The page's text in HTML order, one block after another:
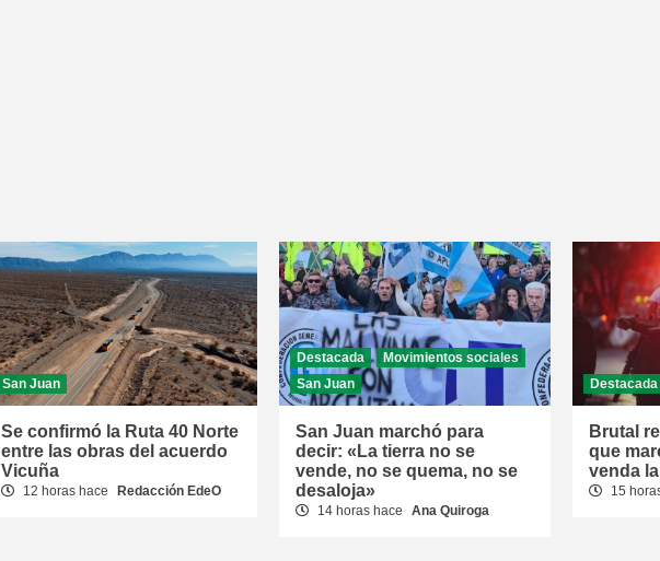
San Juan
Se confirmó la Ruta 40 Norte
entre las obras del acuerdo
Vicuña
12 horas hace Redacción EdeO
Destacada
Movimientos sociales
San Juan
San Juan marchó para
decir: «La tierra no se
vende, no se quema, no se
desaloja»
14 horas hace Ana Quiroga
Destacada
Brutal
que
venda
15